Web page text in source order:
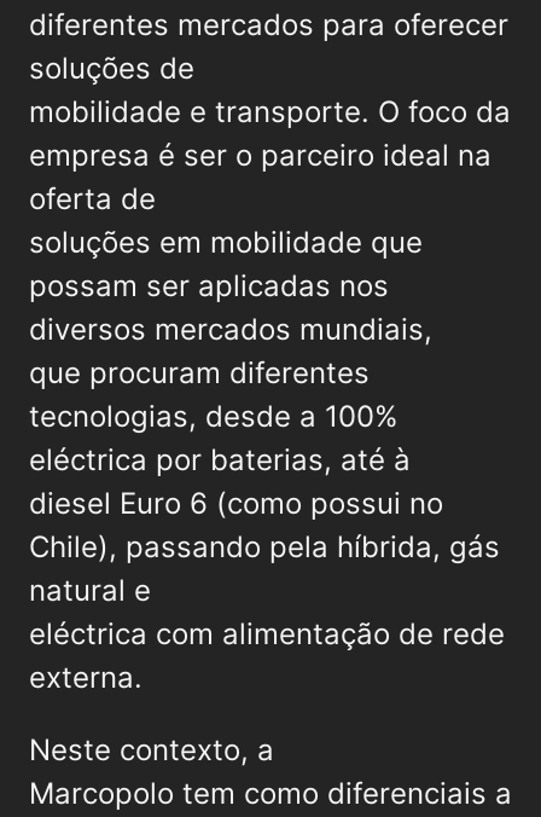
diferentes mercados para oferecer
soluções de
mobilidade e transporte. O foco da
empresa é ser o parceiro ideal na
oferta de
soluções em mobilidade que
possam ser aplicadas nos
diversos mercados mundiais,
que procuram diferentes
tecnologias, desde a 100%
eléctrica por baterias, até à
diesel Euro 6 (como possui no
Chile), passando pela híbrida, gás
natural e
eléctrica com alimentação de rede
externa.
Neste contexto, a
Marcopolo tem como diferenciais a